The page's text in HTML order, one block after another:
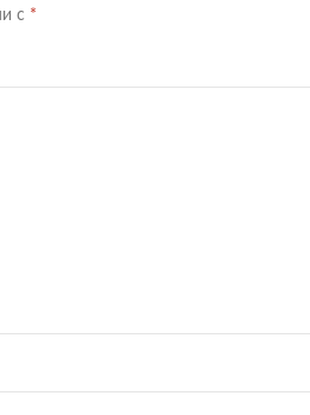
с *